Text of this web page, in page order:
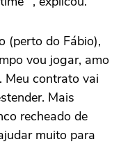
(perto do Fábio),
vou jogar, amo
Meu contrato vai
Mais
recheado de
muito para